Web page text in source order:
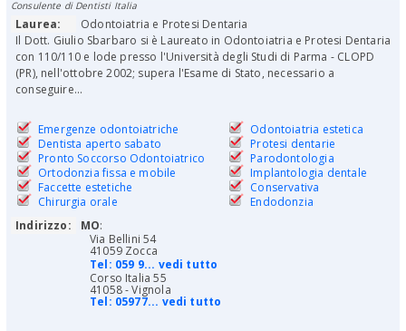
Consulente di Dentisti Italia
Laurea:
Odontoiatria e Protesi Dentaria
Il Dott. Giulio Sbarbaro si è Laureato in Odontoiatria e Protesi Dentaria
con 110/110 e lode presso l'Università degli Studi di Parma - CLOPD
(PR), nell'ottobre 2002; supera l'Esame di Stato, necessario a
conseguire...
Emergenze odontoiatriche
Dentista aperto sabato
Pronto Soccorso Odontoiatrico
Ortodonzia fissa e mobile
Faccette estetiche
Chirurgia orale
Odontoiatria estetica
Protesi dentarie
Parodontologia
Implantologia dentale
Conservativa
Endodonzia
Indirizzo:
MO:
Via Bellini 54
41059 Zocca
Tel: 059 9... vedi tutto
Corso Italia 55
41058 - Vignola
Tel: 05977... vedi tutto